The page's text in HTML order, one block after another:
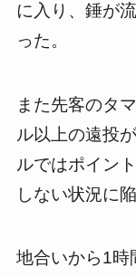
に入り、錘が
った。
また先客のタ
ル以上の遠投
ルではポイン
しない状況に
地合いから1時